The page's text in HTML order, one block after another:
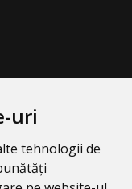
uri
tehnologii de